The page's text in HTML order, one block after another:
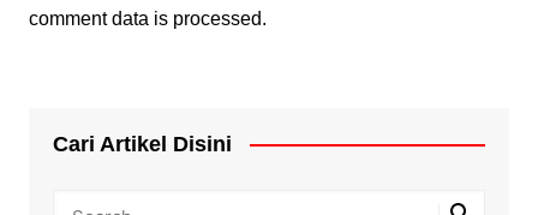
comment data is processed.
Cari Artikel Disini